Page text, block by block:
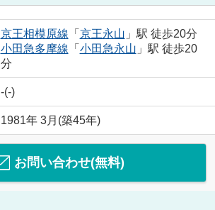
京王相模原線 「 京王永山 」駅 徒歩20分
小田急多摩線 「 小田急永山 」駅 徒歩20
分
-(-)
1981年 3月(築45年)
お問い合わせ(無料)